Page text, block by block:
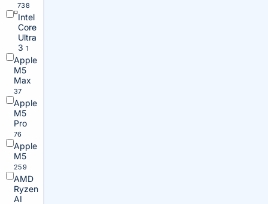
738
Intel
Core
Ultra
3 1
Apple
M5
Max
37
Apple
M5
Pro
76
Apple
M5
259
AMD
Ryzen
AI